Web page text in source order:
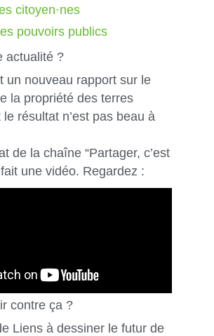
citoyen·nes
pouvoirs publics
actualité ?
un nouveau rapport sur le
la propriété des terres
résultat n’est pas beau à
de la chaîne “Partager, c’est
une vidéo. Regardez :
contre ça ?
Liens à dessiner le futur de